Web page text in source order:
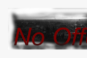
Direkt